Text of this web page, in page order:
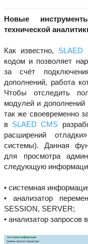
Новые
технической
Как известно, SLAED
кодом и позволяет
за счёт
дополнений, работа
Чтобы отследить
модулей и дополнений
так же своевременно
в SLAED CMS
расширений
системы). Данная
для просмотра
следующую
• системная
• анализатор
SESSION, SERVER;
• анализатор запросов